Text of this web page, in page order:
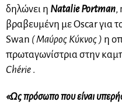
δηλώνει η Natalie Portman,
βραβευμένη με Oscar για
Swan ( Μαύρος Κύκνος ) η
πρωταγωνίστρια στην
Chérie .
«Ως πρόσωπο που είναι